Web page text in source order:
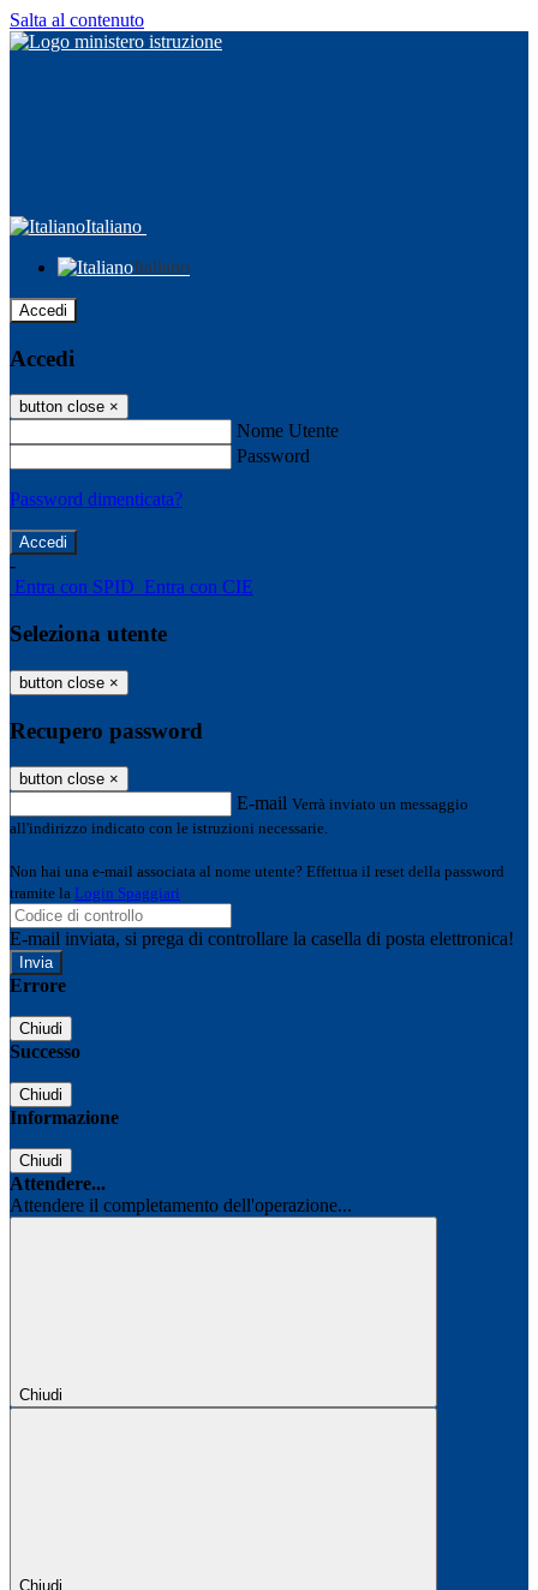
Salta al contenuto
Italiano
Italiano
Accedi
Accedi
button close ×
Nome Utente
Password
Password dimenticata?
-
Entra con SPID Entra con CIE
Seleziona utente
button close ×
Recupero password
button close ×
E-mail Verrà inviato un messaggio
all'indirizzo indicato con le istruzioni necessarie.
Non hai una e-mail associata al nome utente? Effettua il reset della password
tramite la Login Spaggiari
E-mail inviata, si prega di controllare la casella di posta elettronica!
Errore
Chiudi
Successo
Chiudi
Informazione
Chiudi
Attendere...
Attendere il completamento dell'operazione...
Chiudi
Chiudi